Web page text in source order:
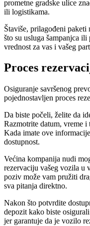
prometne gradske ulice
ili logistikama.
Štaviše, prilagođeni
što su usluga šampanjca
vrednost za vas i vašeg
Proces
Osiguranje savršenog
pojednostavljen proces
Da biste počeli, želite da
Razmotrite datum, vreme
Kada imate ove
dostupnost.
Većina kompanija nudi
rezervaciju vašeg vozila u
poziv može vam pružiti
sva pitanja direktno.
Nakon što potvrdite
depozit kako biste
jer garantuje da je vozilo